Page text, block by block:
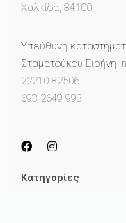
Χαλκίδα, 34100
Υπεύθυνη
Σταματούκου Ειρήνη
22210 82506
693 2649 993
Κατηγορίες